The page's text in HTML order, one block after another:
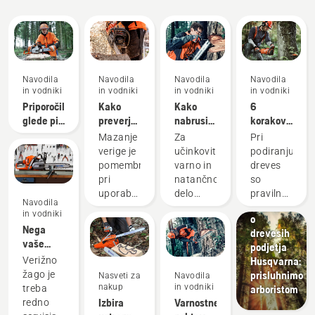
Navodila
in vodniki
Priporočila
glede pil
brusilnih
naprav
Navodila
in vodniki
Nega
vaše
rezalne
opreme
Verižno
žago je
treba
redno
Navodila
in vodniki
Kako
preverjamo,
ali
mazanje
verige
deluje na
verižni
Mazanje
verige je
pomembno
pri
uporabi
žage, da
preprečite
pregrevanje
verižne
žage pri
rezanju
Nasveti za
nakup
Izbira
Navodila
in vodniki
Kako
nabrusiti
verigo za
verižno
žago
Za
učinkovito,
varno in
natančno
delo
veriga
ostra in
pravilno
S
šablono
za
Navodila
in vodniki
Varnostne
Navodila
in vodniki
6
korakov
za
uspešno
podiranje
drevesa
Pri
podiranju
dreves
so
pravilne
tehnike
bistvenega
pomena.
Ne samo
za
ustvarjanje
varnega
Zgodbe in
navdih
o
drevesih
podjetja
Husqvarna:
prisluhnimo
arboristom